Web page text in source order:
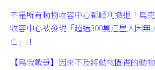
不是所有動物收容中心都順利撤退！烏
收容中心被發現「超過300隻汪星人因無
亡」！
【烏俄戰爭】因來不及將動物園裡的動